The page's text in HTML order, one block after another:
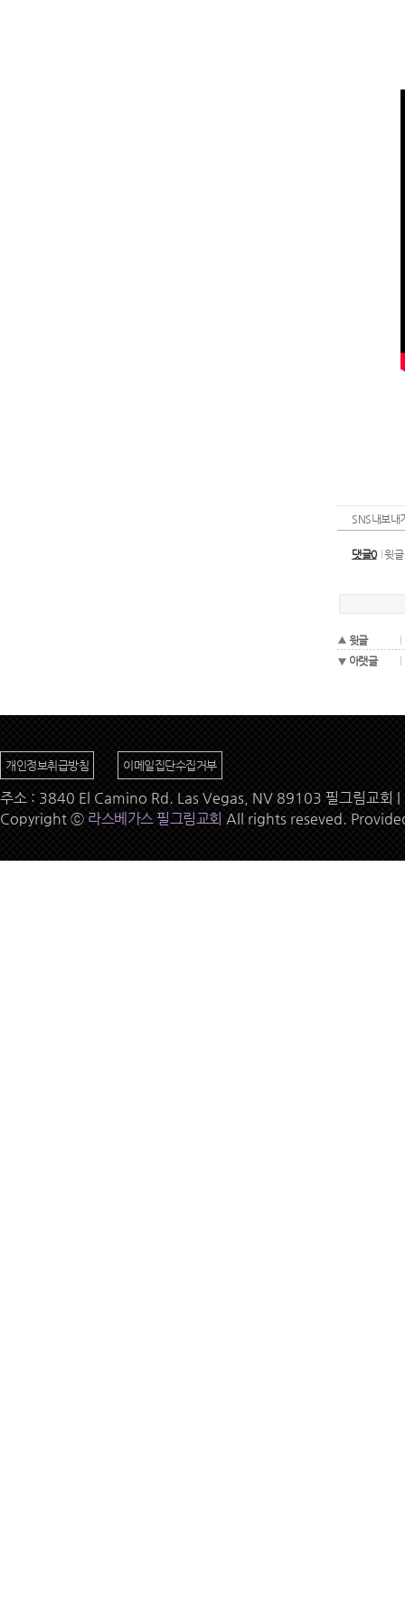
SNS내보내
댓글0 윗글
윗글
아랫글
개인정보취급방침 이메일집단수집거부
주소 : 3840 El Camino Rd. Las Vegas, NV 89103 필그림교
Copyright ⓒ 라스베가스 필그림교회 All rights reseved.